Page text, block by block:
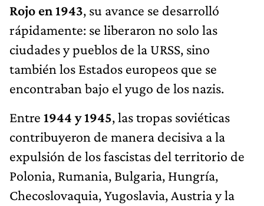
Rojo en 1943, su avance se desarrolló
rápidamente: se liberaron no solo las
ciudades y pueblos de la URSS, sino
también los Estados europeos que se
encontraban bajo el yugo de los nazis.
Entre 1944 y 1945, las tropas soviéticas
contribuyeron de manera decisiva a la
expulsión de los fascistas del territorio de
Polonia, Rumania, Bulgaria, Hungría,
Checoslovaquia, Yugoslavia, Austria y la